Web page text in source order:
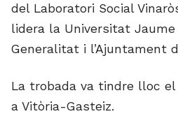
del Laboratori Social
lidera la Universitat
Generalitat i l’Ajuntament
La trobada va tindre lloc
a Vitòria-Gasteiz.